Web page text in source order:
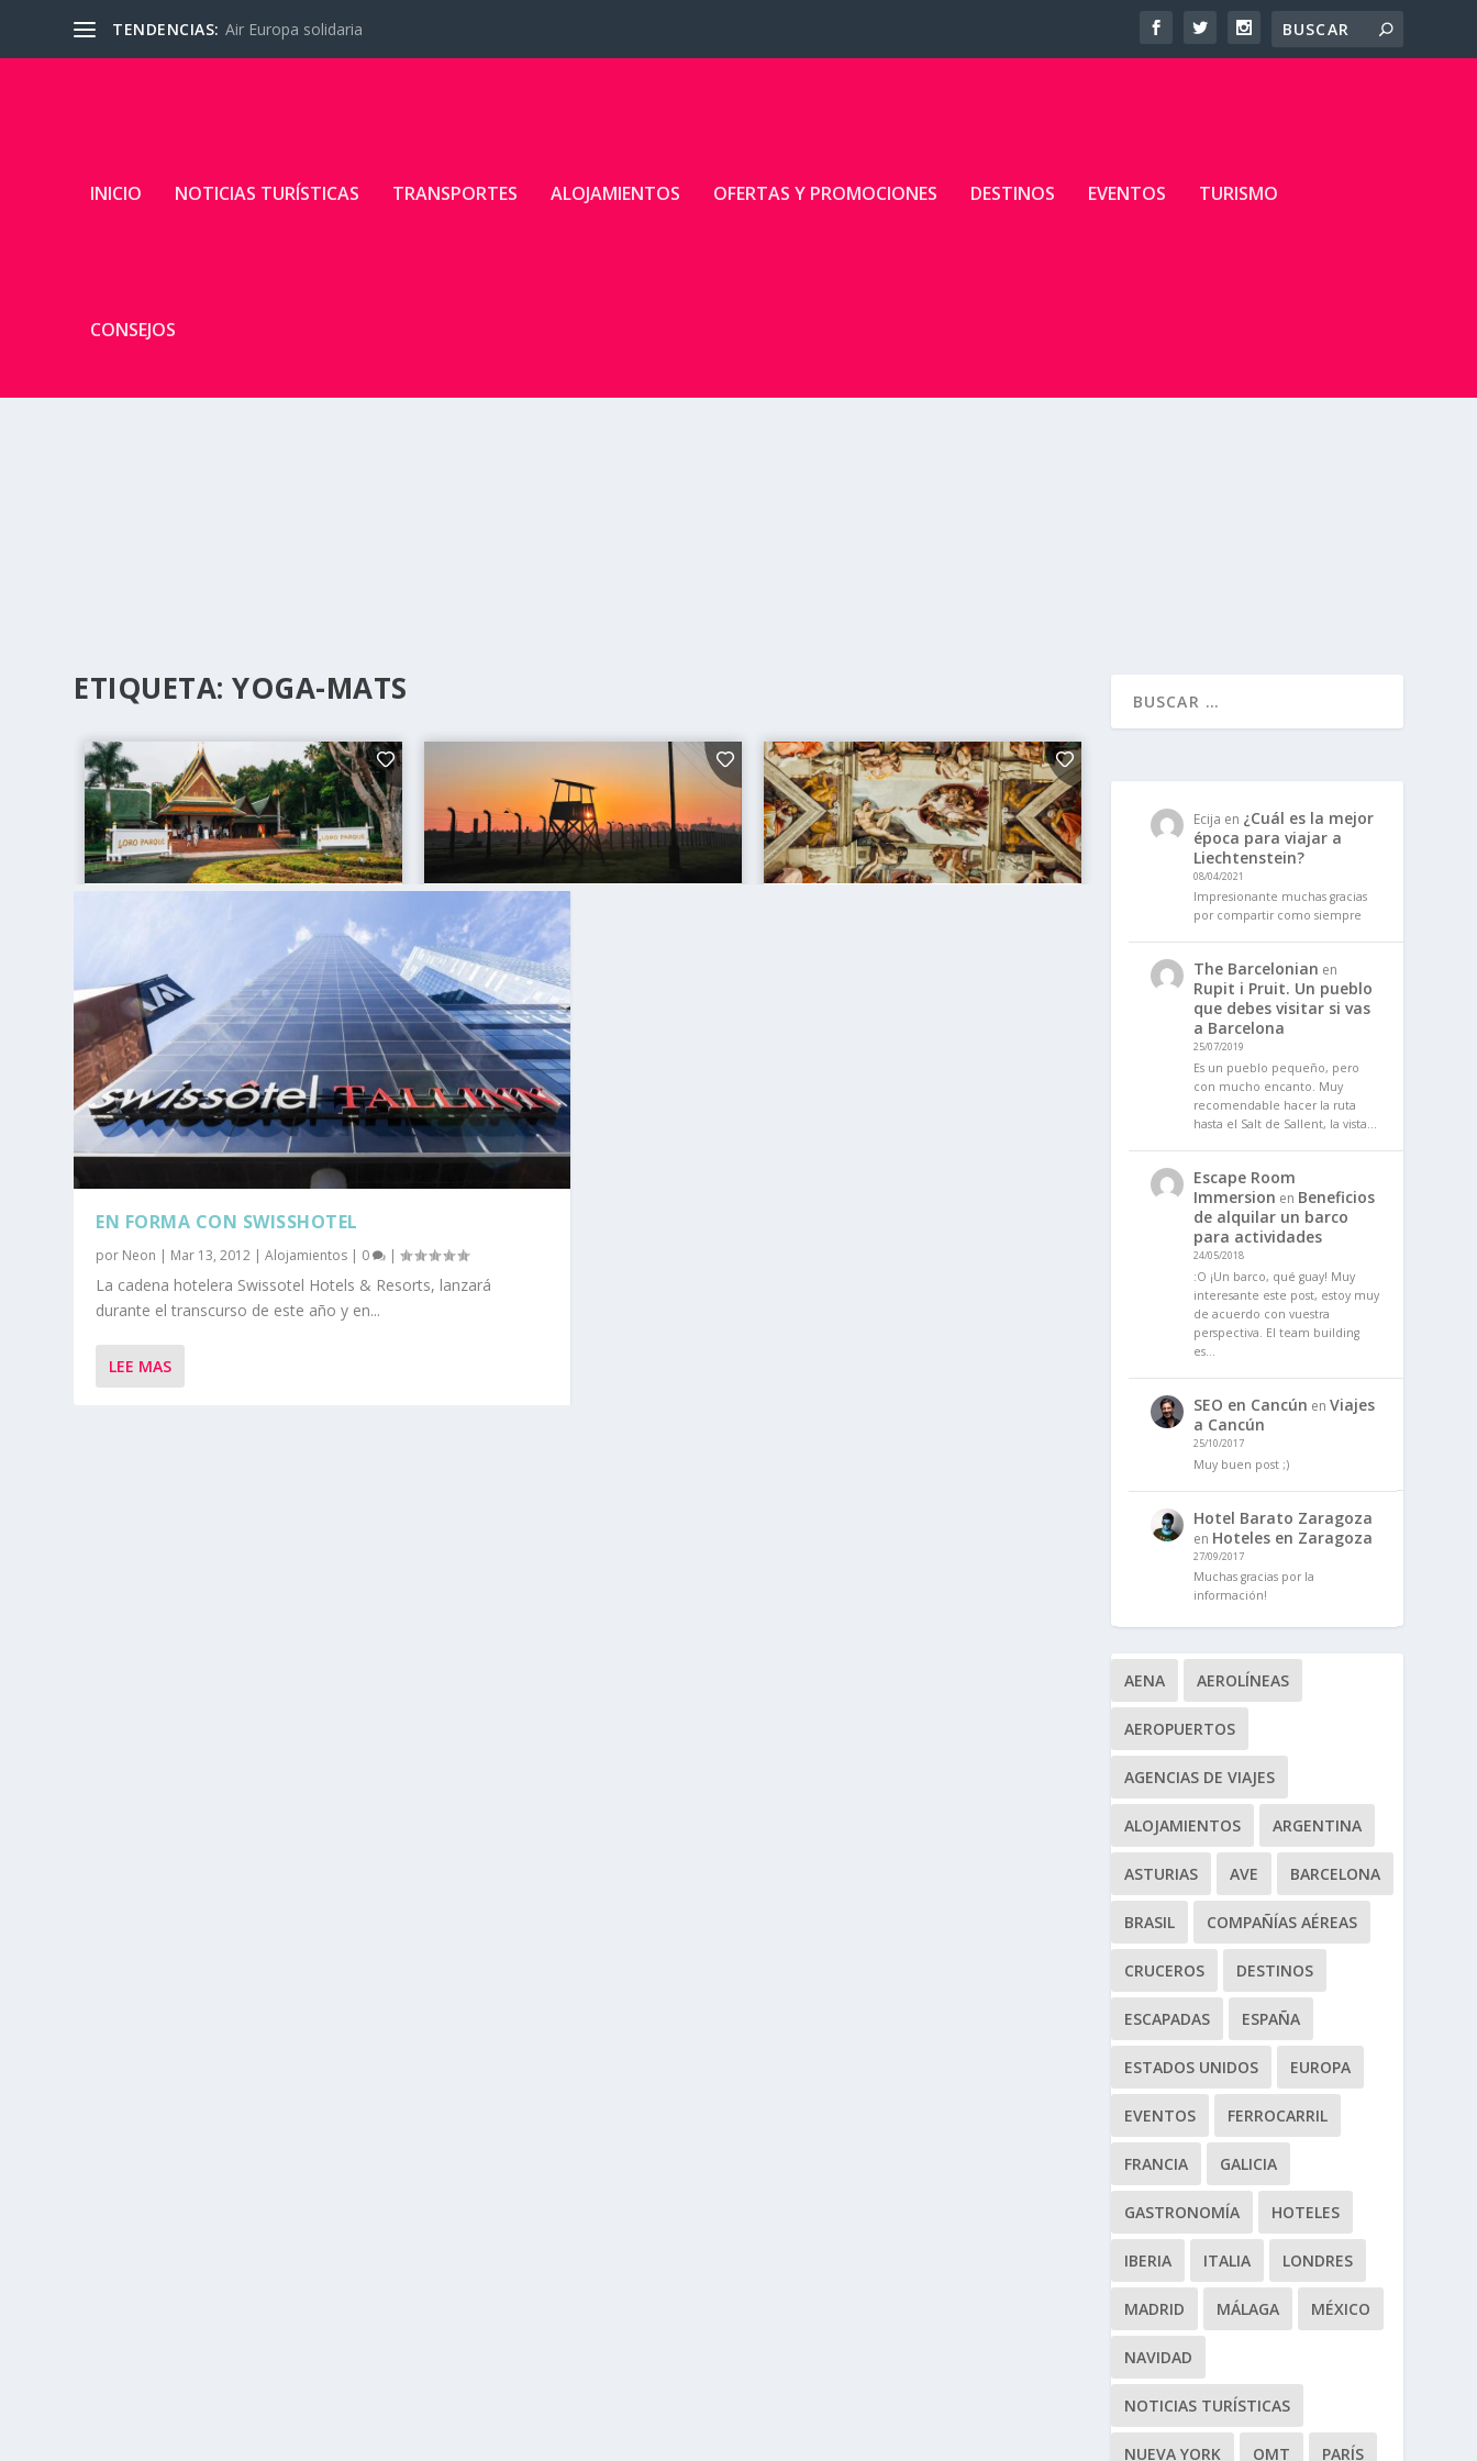
TENDENCIAS: Air Europa solidaria
INICIO NOTICIAS TURÍSTICAS TRANSPORTES ALOJAMIENTOS OFERTAS Y PROMOCIONES DESTINOS EVENTOS TURISMO
CONSEJOS
ETIQUETA:YOGA-MATS
EN FORMA CON SWISSHOTEL
por Neon | Mar 13, 2012 |Alojamientos | 0 |
La cadena hotelera Swissotel Hotels & Resorts, lanzará
durante el transcurso de este año y en...
LEE MAS
Ecija en ¿Cuál es la mejor
época para viajar a
Liechtenstein?
08/04/2021
Impresionante muchas gracias
por compartir como siempre
The Barcelonian en
Rupit i Pruit. Un pueblo
que debes visitar si vas
a Barcelona
25/07/2019
Es un pueblo pequeño, pero
con mucho encanto. Muy
recomendable hacer la ruta
hasta el Salt de Sallent, la vista…
Escape Room
Immersion en Beneficios
de alquilar un barco
para actividades
24/05/2018
:O ¡Un barco, qué guay! Muy
interesante este post, estoy muy
de acuerdo con vuestra
perspectiva. El team building
es…
SEO en Cancún en Viajes
a Cancún
25/10/2017
Muy buen post ;)
Hotel Barato Zaragoza
en Hoteles en Zaragoza
27/09/2017
Muchas gracias por la
información!
AENA AEROLÍNEAS
AEROPUERTOS
AGENCIAS DE VIAJES
ALOJAMIENTOS ARGENTINA
ASTURIAS AVE BARCELONA
BRASIL COMPAÑÍAS AÉREAS
CRUCEROS DESTINOS
ESCAPADAS ESPAÑA
ESTADOS UNIDOS EUROPA
EVENTOS FERROCARRIL
FRANCIA GALICIA
GASTRONOMÍA HOTELES
IBERIA ITALIA LONDRES
MADRID MÁLAGA MÉXICO
NAVIDAD
NOTICIAS TURÍSTICAS
NUEVA YORK OMT PARÍS